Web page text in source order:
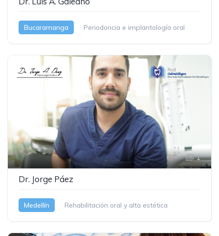
Bucaramanga Periodoncia e implantología oral
1
Dr. Jorge Páez
Medellín Rehabilitación oral y alta estética